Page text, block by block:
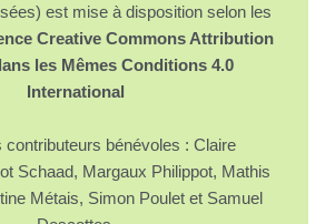
est mise à disposition selon les
Creative Commons Attribution
les Mêmes Conditions 4.0
International
contributeurs bénévoles : Claire
Schaad, Margaux Philippot, Mathis
Métais, Simon Poulet et Samuel